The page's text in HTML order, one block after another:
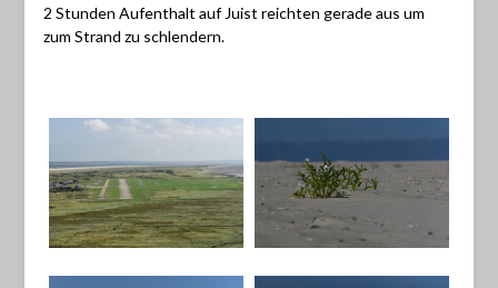
2 Stunden Aufenthalt auf Juist reichten gerade aus um
zum Strand zu schlendern.